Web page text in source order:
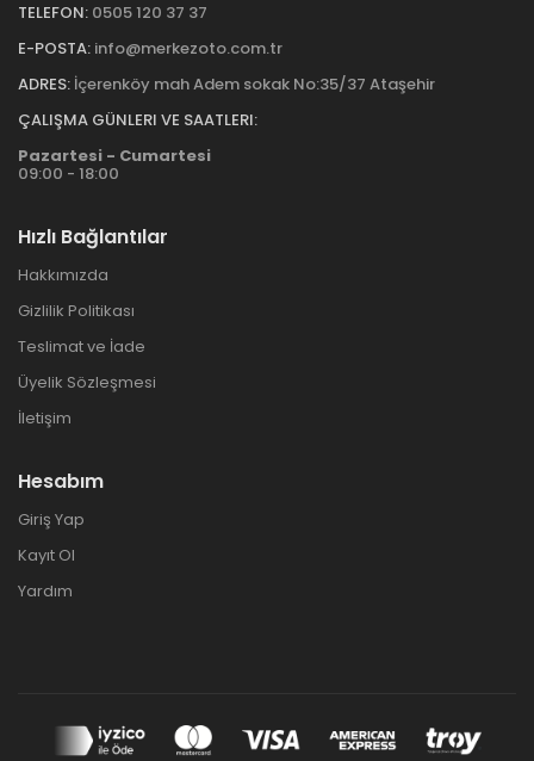
TELEFON: 0505 120 37 37
E-POSTA: info@merkezoto.com.tr
ADRES: İçerenköy mah Adem sokak No:35/37 Ataşehir
ÇALIŞMA GÜNLERI VE SAATLERI:
Pazartesi - Cumartesi
09:00 - 18:00
Hızlı Bağlantılar
Hakkımızda
Gizlilik Politikası
Teslimat ve İade
Üyelik Sözleşmesi
İletişim
Hesabım
Giriş Yap
Kayıt Ol
Yardım